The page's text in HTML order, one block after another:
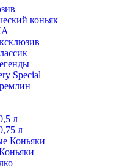
коньяк
Speсial
л
л
Коньяки